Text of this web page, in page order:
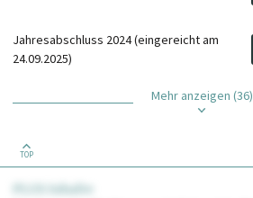
Jahresabschluss 2024 (eingereicht am
24.09.2025)
Mehr anzeigen (36)
TOP
PLUS Inhalte